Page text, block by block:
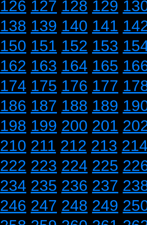
126 127 128 129
138 139 140 141
150 151 152 153
162 163 164 165
174 175 176 177
186 187 188 189
198 199 200 201
210 211 212 213
222 223 224 225
234 235 236 237
246 247 248 249